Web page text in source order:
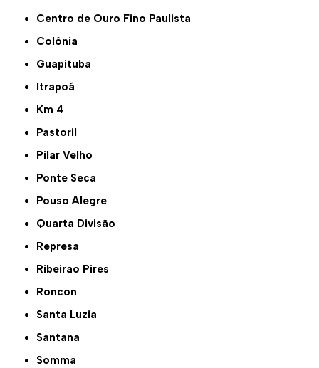
Centro de Ouro Fino Paulista
Colônia
Guapituba
Itrapoá
Km 4
Pastoril
Pilar Velho
Ponte Seca
Pouso Alegre
Quarta Divisão
Represa
Ribeirão Pires
Roncon
Santa Luzia
Santana
Somma